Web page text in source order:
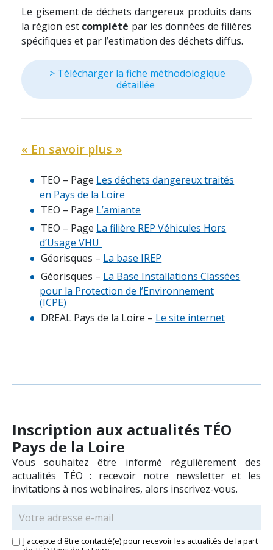
Le gisement de déchets dangereux produits dans
la région est complété par les données de filières
spécifiques et par l’estimation des déchets diffus.
> Télécharger la fiche méthodologique
détaillée
« En savoir plus »
TEO – Page Les déchets dangereux traités
en Pays de la Loire
TEO – Page L’amiante
TEO – Page La filière REP Véhicules Hors
d’Usage VHU
Géorisques – La base IREP
Géorisques – La Base Installations Classées
pour la Protection de l’Environnement
(ICPE)
DREAL Pays de la Loire – Le site internet
Inscription aux actualités TÉO
Pays de la Loire
Vous souhaitez être informé régulièrement des
actualités TÉO : recevoir notre newsletter et les
invitations à nos webinaires, alors inscrivez-vous.
J'accepte d'être contacté(e) pour recevoir les actualités de la part